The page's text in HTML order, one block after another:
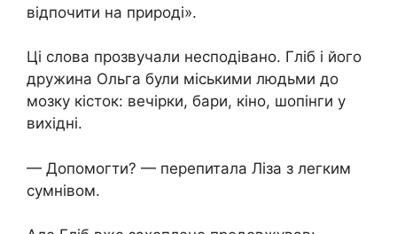
відпочити на природі».
Ці слова прозвучали несподівано. Гліб і його
дружина Ольга були міськими людьми до
мозку кісток: вечірки, бари, кіно, шопінги у
вихідні.
— Допомогти? — перепитала Ліза з легким
сумнівом.